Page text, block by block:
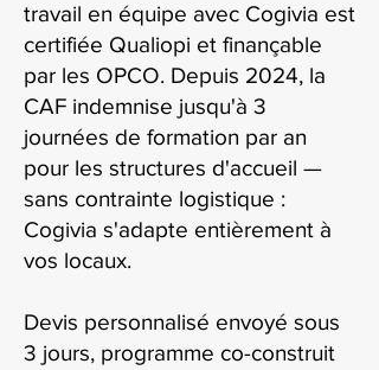
travail en équipe avec Cogivia est
certifiée Qualiopi et finançable
par les OPCO. Depuis 2024, la
CAF indemnise jusqu'à 3
journées de formation par an
pour les structures d'accueil —
sans contrainte logistique :
Cogivia s'adapte entièrement à
vos locaux.
Devis personnalisé envoyé sous
3 jours, programme co-construit